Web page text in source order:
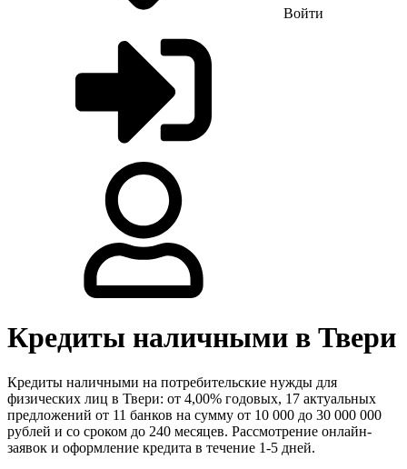
Войти
Кредиты наличными в Твери
Кредиты наличными на потребительские нужды для
физических лиц в Твери: от 4,00% годовых, 17 актуальных
предложений от 11 банков на сумму от 10 000 до 30 000 000
рублей и со сроком до 240 месяцев. Рассмотрение онлайн-
заявок и оформление кредита в течение 1-5 дней.